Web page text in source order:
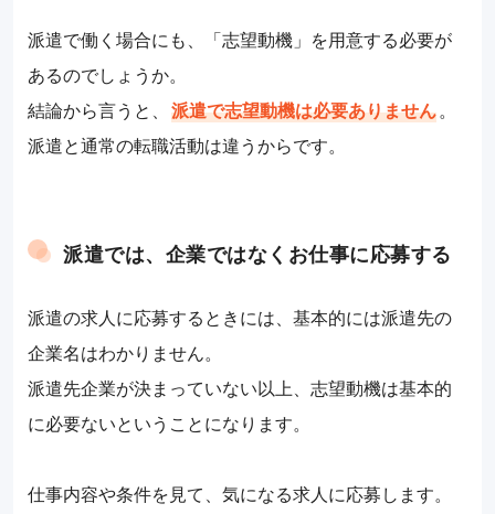
派遣で働く場合にも、「志望動機」を用意する必要が
あるのでしょうか。
結論から言うと、 派遣で志望動機は必要ありません。
派遣と通常の転職活動は違うからです。
派遣では、企業ではなくお仕事に応募する
派遣の求人に応募するときには、基本的には派遣先の
企業名はわかりません。
派遣先企業が決まっていない以上、志望動機は基本的
に必要ないということになります。
仕事内容や条件を見て、気になる求人に応募します。